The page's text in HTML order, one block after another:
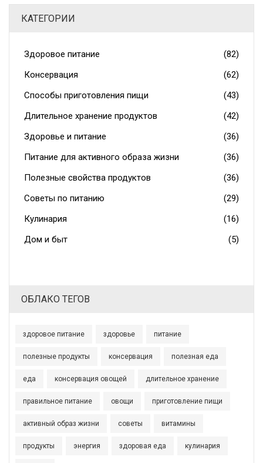
КАТЕГОРИИ
Здоровое питание
(82)
Консервация
(62)
Способы приготовления пищи
(43)
Длительное хранение продуктов
(42)
Здоровье и питание
(36)
Питание для активного образа жизни
(36)
Полезные свойства продуктов
(36)
Советы по питанию
(29)
Кулинария
(16)
Дом и быт
(5)
ОБЛАКО ТЕГОВ
здоровое питание здоровье питание
полезные продукты консервация полезная еда
еда консервация овощей длительное хранение
правильное питание овощи приготовление пищи
активный образ жизни советы витамины
продукты энергия здоровая еда кулинария